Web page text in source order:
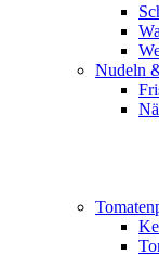
Nudeln